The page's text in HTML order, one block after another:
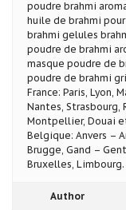
poudre brahmi
huile de brahmi
brahmi gelules
poudre de brahmi
masque poudre de
poudre de brahmi
France: Paris, Lyon,
Nantes, Strasbourg,
Montpellier, Douai
Belgique: Anvers –
Brugge, Gand –
Bruxelles, Limbourg.
Author